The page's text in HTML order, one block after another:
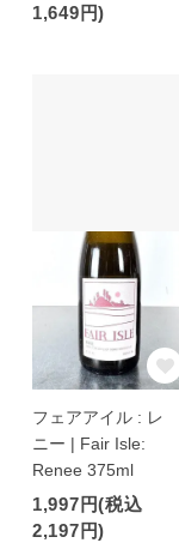
1,649円)
フェアアイル : レ
ニー | Fair Isle:
Renee 375ml
1,997円(税込
2,197円)